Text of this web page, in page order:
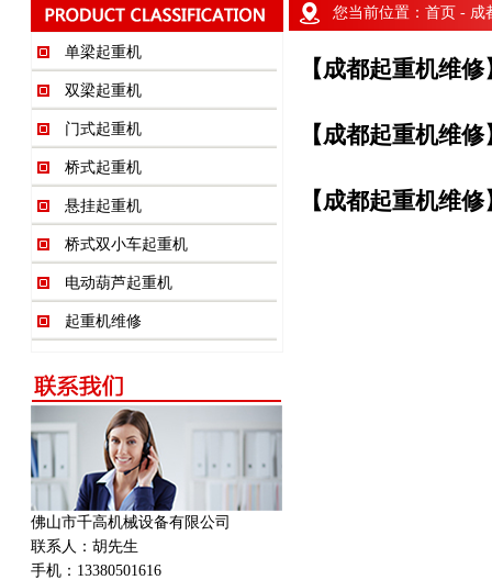
单梁起重机
双梁起重机
门式起重机
桥式起重机
悬挂起重机
桥式双小车起重机
电动葫芦起重机
起重机维修
佛山市千高机械设备有限公司
联系人：胡先生
手机：13380501616
您当前位置： 首页- 成
【成都起重机维
【成都起重机维
【成都起重机维